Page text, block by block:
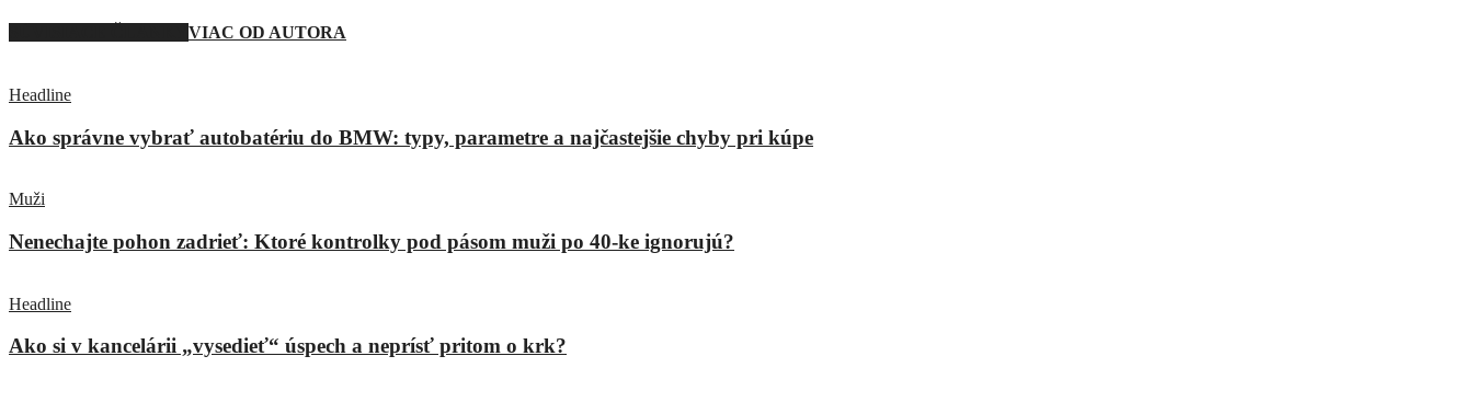
VIAC OD AUTORA
Headline
Ako správne vybrať autobatériu do BMW: typy, parametre a najčastejšie chyby pri kúpe
Muži
Nenechajte pohon zadrieť: Ktoré kontrolky pod pásom muži po 40-ke ignorujú?
Headline
Ako si v kancelárii „vysedieť“ úspech a neprísť pritom o krk?